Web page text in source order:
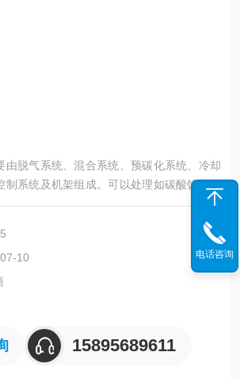
由脱气系统、混合系统、预碳化系统、冷却
制系统及机架组成。可以处理如碳酸饮料、
品。
10
15895689611
电话咨询